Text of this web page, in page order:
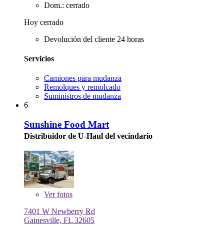
Dom.: cerrado
Hoy cerrado
Devolución del cliente 24 horas
Servicios
Camiones para mudanza
Remolques y remolcado
Suministros de mudanza
6
Sunshine Food Mart
Distribuidor de U-Haul del vecindario
Verfotos
7401 W Newberry Rd
Gainesville, FL 32605